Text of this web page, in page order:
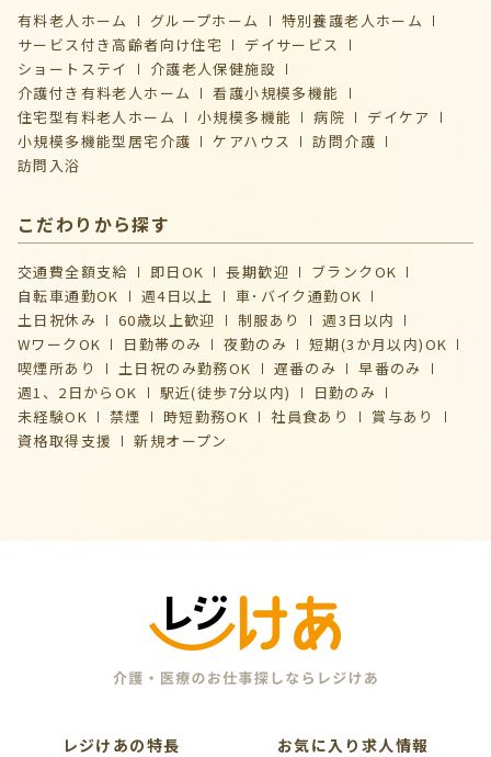
有料老人ホーム グループホーム
特別養護老人ホーム
サービス付き高齢者向け住宅
デイサービス
ショートステイ
介護⽼⼈保健施設
介護付き有料老人ホーム
看護小規模多機能
住宅型有料老人ホーム
小規模多機能 病院
デイケア
⼩規模多機能型居宅介護
ケアハウス
訪問介護
訪問入浴
こだわりから探す
交通費全額支給 即日OK 長期歓迎
ブランクOK
自転車通勤OK
週4日以上
車･バイク通勤OK
土日祝休み
60歳以上歓迎 制服あり
週3日以内
WワークOK
日勤帯のみ 夜勤のみ
短期(3か月以内)OK
喫煙所あり
土日祝のみ勤務OK 遅番のみ
早番のみ
週1、2日からOK
駅近(徒歩7分以内)
日勤のみ
未経験OK
禁煙 時短勤務OK 社員食あり
賞与あり
資格取得支援
新規オープン
レジけあの特長 お気に入り求人情報